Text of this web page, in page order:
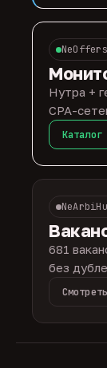
NeOffers
Нутра +
CPA-
Каталог
681
без